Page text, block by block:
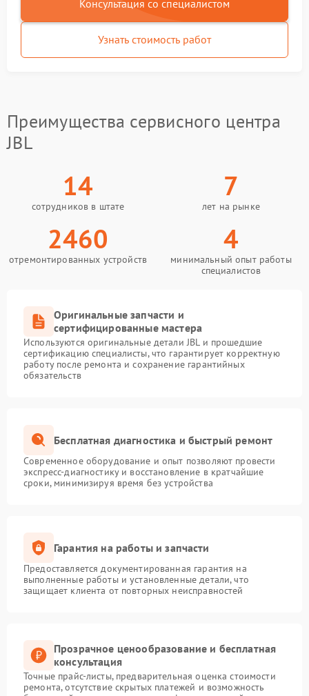
Консультация со специалистом
Узнать стоимость работ
Преимущества сервисного центра
JBL
14
сотрудников в штате
7
лет на рынке
2460
отремонтированных устройств
4
минимальный опыт работы
специалистов
Оригинальные запчасти и
сертифицированные мастера
Используются оригинальные детали JBL и прошедшие
сертификацию специалисты, что гарантирует корректную
работу после ремонта и сохранение гарантийных
обязательств
Бесплатная диагностика и быстрый ремонт
Современное оборудование и опыт позволяют провести
экспресс-диагностику и восстановление в кратчайшие
сроки, минимизируя время без устройства
Гарантия на работы и запчасти
Предоставляется документированная гарантия на
выполненные работы и установленные детали, что
защищает клиента от повторных неисправностей
Прозрачное ценообразование и бесплатная
консультация
Точные прайс-листы, предварительная оценка стоимости
ремонта, отсутствие скрытых платежей и возможность